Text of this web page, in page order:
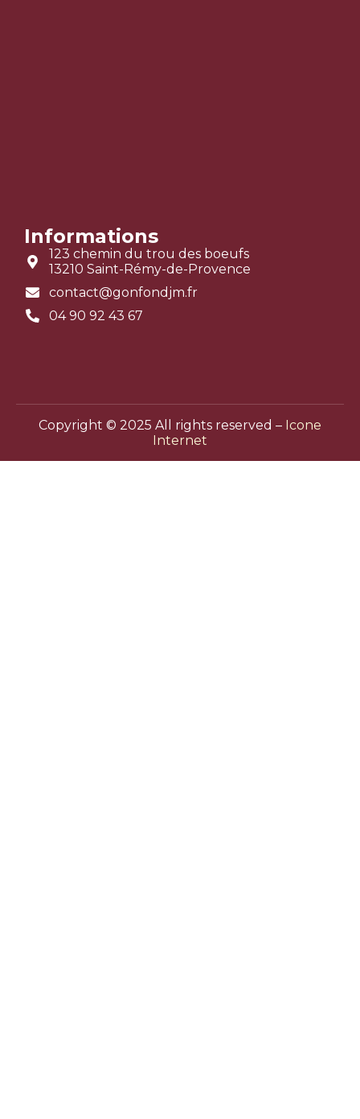
Informations
123 chemin du trou des boeufs
13210 Saint-Rémy-de-Provence
contact@gonfondjm.fr
04 90 92 43 67
Copyright © 2025 All rights reserved – Icone
Internet